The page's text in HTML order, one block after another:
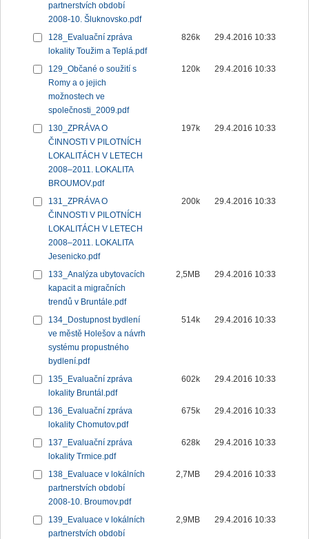
partnerstvích období
2008-10. Šluknovsko.pdf
128_Evaluační zpráva
lokality Toužim a Teplá.pdf
826k 29.4.2016 10:33
129_Občané o soužití s
Romy a o jejich
možnostech ve
společnosti_2009.pdf
120k 29.4.2016 10:33
130_ZPRÁVA O
ČINNOSTI V PILOTNÍCH
LOKALITÁCH V LETECH
2008–2011. LOKALITA
BROUMOV.pdf
197k 29.4.2016 10:33
131_ZPRÁVA O
ČINNOSTI V PILOTNÍCH
LOKALITÁCH V LETECH
2008–2011. LOKALITA
Jesenicko.pdf
200k 29.4.2016 10:33
133_Analýza ubytovacích
kapacit a migračních
trendů v Bruntále.pdf
2,5MB 29.4.2016 10:33
134_Dostupnost bydlení
ve městě Holešov a návrh
systému propustného
bydlení.pdf
514k 29.4.2016 10:33
135_Evaluační zpráva
lokality Bruntál.pdf
602k 29.4.2016 10:33
136_Evaluační zpráva
lokality Chomutov.pdf
675k 29.4.2016 10:33
137_Evaluační zpráva
lokality Trmice.pdf
628k 29.4.2016 10:33
138_Evaluace v lokálních
partnerstvích období
2008-10. Broumov.pdf
2,7MB 29.4.2016 10:33
139_Evaluace v lokálních
partnerstvích období
2,9MB 29.4.2016 10:33